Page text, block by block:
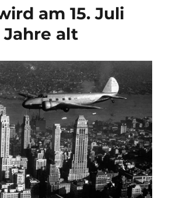
Ära
Lufthansa
zu
Ende
am 15. Juli
alt